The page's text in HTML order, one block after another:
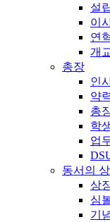
설
이
연
개
총장
인
약
총
학
업
동서의
상
심
기